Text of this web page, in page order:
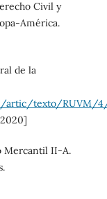
Civil y
América.
de la
artic/texto/RUVM/
Mercantil II-A.